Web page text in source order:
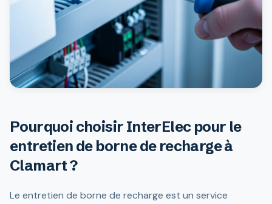
Pourquoi choisir InterElec pour le
entretien de borne de recharge à
Clamart ?
Le entretien de borne de recharge est un service